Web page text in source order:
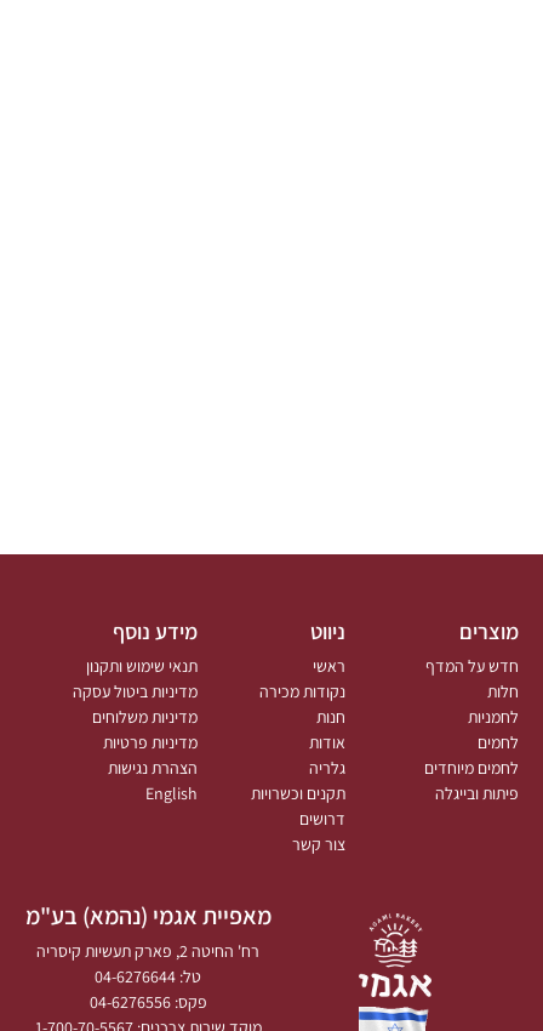
מאפיית אגמי (נהמא) בע"מ
רח' החיטה 2, פארק תעשיות קיסריה
טל: 04-6276644
פקס: 04-6276556
מוצרים
חדש על המדף
חלות
לחמניות
לחמים
לחמים מיוחדים
פיתות ובייגלה
ניווט
ראשי
נקודות מכירה
חנות
אודות
גלריה
תקנים וכשרויות
דרושים
צור קשר
מידע נוסף
תנאי שימוש ותקנון
מדיניות ביטול עסקה
מדיניות משלוחים
מדיניות פרטיות
הצהרת נגישות
English